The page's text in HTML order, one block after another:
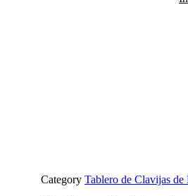
Category Tablero de Clavijas de